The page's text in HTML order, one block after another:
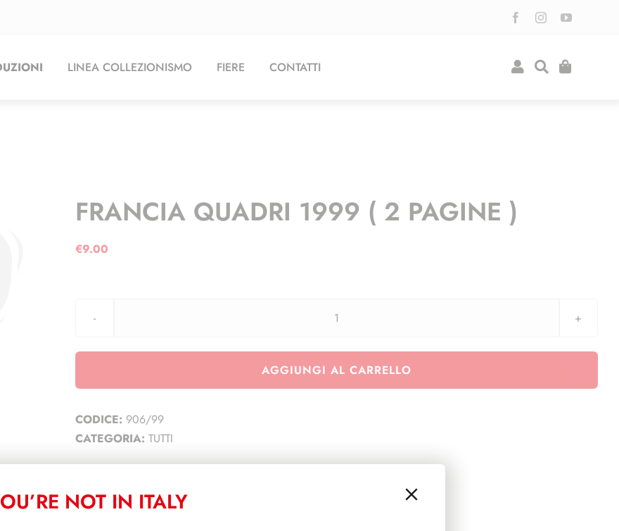
LINEA COLLEZIONISMO FIERE CONTATTI
FRANCIA QUADRI 1999 ( 2 PAGINE )
€9.00
FRANCIA
1999
AGGIUNGI AL CARRELLO
CODICE: 906/99
CATEGORIA: TUTTI
NOT IN ITALY